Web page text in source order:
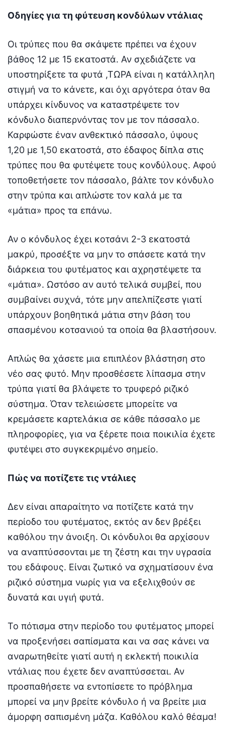
Οδηγίες για τη φύτευση κονδύλων ντάλιας
Οι τρύπες που θα σκάψετε πρέπει να έχουν
βάθος 12 με 15 εκατοστά. Αν σχεδιάζετε να
υποστηρίξετε τα φυτά ,ΤΩΡΑ είναι η κατάλληλη
στιγμή να το κάνετε, και όχι αργότερα όταν θα
υπάρχει κίνδυνος να καταστρέψετε τον
κόνδυλο διαπερνόντας τον με τον πάσσαλο.
Καρφώστε έναν ανθεκτικό πάσσαλο, ύψους
1,20 με 1,50 εκατοστά, στο έδαφος δίπλα στις
τρύπες που θα φυτέψετε τους κονδύλους. Αφού
τοποθετήσετε τον πάσσαλο, βάλτε τον κόνδυλο
στην τρύπα και απλώστε τον καλά με τα
«μάτια» προς τα επάνω.
Αν ο κόνδυλος έχει κοτσάνι 2-3 εκατοστά
μακρύ, προσέξτε να μην το σπάσετε κατά την
διάρκεια του φυτέματος και αχρηστέψετε τα
«μάτια». Ωστόσο αν αυτό τελικά συμβεί, που
συμβαίνει συχνά, τότε μην απελπίζεστε γιατί
υπάρχουν βοηθητικά μάτια στην βάση του
σπασμένου κοτσανιού τα οποία θα βλαστήσουν.
Απλώς θα χάσετε μια επιπλέον βλάστηση στο
νέο σας φυτό. Μην προσθέσετε λίπασμα στην
τρύπα γιατί θα βλάψετε το τρυφερό ριζικό
σύστημα. Όταν τελειώσετε μπορείτε να
κρεμάσετε καρτελάκια σε κάθε πάσσαλο με
πληροφορίες, για να ξέρετε ποια ποικιλία έχετε
φυτέψει στο συγκεκριμένο σημείο.
Πώς να ποτίζετε τις ντάλιες
Δεν είναι απαραίτητο να ποτίζετε κατά την
περίοδο του φυτέματος, εκτός αν δεν βρέξει
καθόλου την άνοιξη. Οι κόνδυλοι θα αρχίσουν
να αναπτύσσονται με τη ζέστη και την υγρασία
του εδάφους. Είναι ζωτικό να σχηματίσουν ένα
ριζικό σύστημα νωρίς για να εξελιχθούν σε
δυνατά και υγιή φυτά.
Το πότισμα στην περίοδο του φυτέματος μπορεί
να προξενήσει σαπίσματα και να σας κάνει να
αναρωτηθείτε γιατί αυτή η εκλεκτή ποικιλία
ντάλιας που έχετε δεν αναπτύσσεται. Αν
προσπαθήσετε να εντοπίσετε το πρόβλημα
μπορεί να μην βρείτε κόνδυλο ή να βρείτε μια
άμορφη σαπισμένη μάζα. Καθόλου καλό θέαμα!